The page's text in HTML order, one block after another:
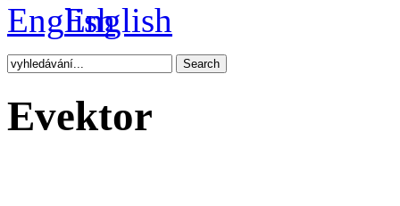
English
Evektor